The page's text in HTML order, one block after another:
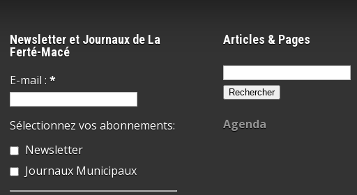
Newsletter et Journaux de La
Ferté-Macé
E-mail : *
Sélectionnez vos abonnements:
Newsletter
Journaux Municipaux
Articles & Pages
Rechercher :
Agenda